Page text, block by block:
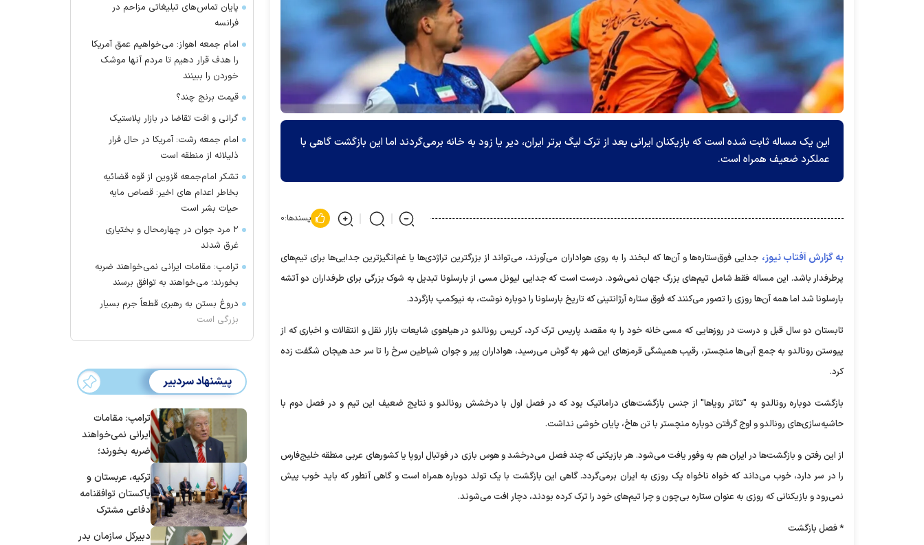
این یک مساله ثابت شده است که بازیکنان ایرانی بعد از ترک لیگ برتر ایران، دیر یا زود به خانه برمی‌گردند اما این بازگشت گاهی با
عملکرد ضعیف همراه است.
پسندها:۰
به گزارش آفتاب نیوز، جدایی فوق‌ستاره‌ها و آن‌ها که لبخند را به روی هواداران می‌آورند، می‌تواند از بزرگترین تراژدی‌ها یا غم‌انگیزترین جدایی‌ها برای تیم‌های
پرطرفدار باشد. این مساله فقط شامل تیم‌های بزرگ جهان نمی‌شود. درست است که جدایی لیونل مسی از بارسلونا تبدیل به شوک بزرگی برای طرفداران دو آتشه
بارسلونا شد اما همه آن‌ها روزی را تصور می‌کنند که فوق ستاره آرژانتینی که تاریخ بارسلونا را دوباره نوشت، به نیوکمپ بازگردد.
تابستان دو سال قبل و درست در روزهایی که مسی خانه خود را به مقصد پاریس ترک کرد، کریس رونالدو در هیاهوی شایعات بازار نقل و انتقالات و اخباری که از
پیوستن رونالدو به جمع آبی‌ها منچستر، رقیب همیشگی قرمزهای این شهر به گوش می‌رسید، هواداران پیر و جوان شیاطین سرخ را تا سر حد هیجان شگفت زده
کرد.
بازگشت دوباره رونالدو به "تئاتر رویاها" از جنس بازگشت‌های دراماتیک بود که در فصل اول با درخشش رونالدو و نتایج ضعیف این تیم و در فصل دوم با
حاشیه‌سازی‌های رونالدو و اوج گرفتن دوباره منچستر با تن هاخ، پایان خوشی نداشت.
از این رفتن و بازگشت‌ها در ایران هم به وفور یافت می‌شود. هر بازیکنی که چند فصل می‌درخشد و هوس بازی در فوتبال اروپا یا کشورهای عربی منطقه خلیج‌فارس
را در سر دارد، خوب می‌داند که خواه ناخواه یک روزی به ایران برمی‌گردد. گاهی این بازگشت با یک تولد دوباره همراه است و گاهی آنطور که باید خوب پیش
نمی‌رود و بازیکنانی که روزی به عنوان ستاره بی‌چون و چرا تیم‌های خود را ترک کرده بودند، دچار افت می‌شوند.
* فصل بازگشت
پایان تماس‌های تبلیغاتی مزاحم در
فرانسه
امام جمعه اهواز: می‌خواهیم عمق آمریکا
را هدف قرار دهیم تا مردم آنها موشک
خوردن را ببینند
قیمت برنج چند؟
گرانی و افت تقاضا در بازار پلاستیک
امام جمعه رشت: آمریکا در حال فرار
ذلیلانه از منطقه است
تشکر امام‌جمعه قزوین از قوه قضائیه
بخاطر اعدام های اخیر: قصاص مایه
حیات بشر است
۲ مرد جوان در چهارمحال و بختیاری
غرق شدند
ترامپ: مقامات ایرانی نمی‌خواهند ضربه
بخورند؛ می‌خواهند به توافق برسند
دروغ بستن به رهبری قطعاً جرم بسیار
بزرگی است
پیشنهاد سردبیر
ترامپ: مقامات
ایرانی نمی‌خواهند
ضربه بخورند؛
توافق برسند
ترکیه، عربستان و
پاکستان توافقنامه
دفاعی مشترک
دبیرکل سازمان بدر